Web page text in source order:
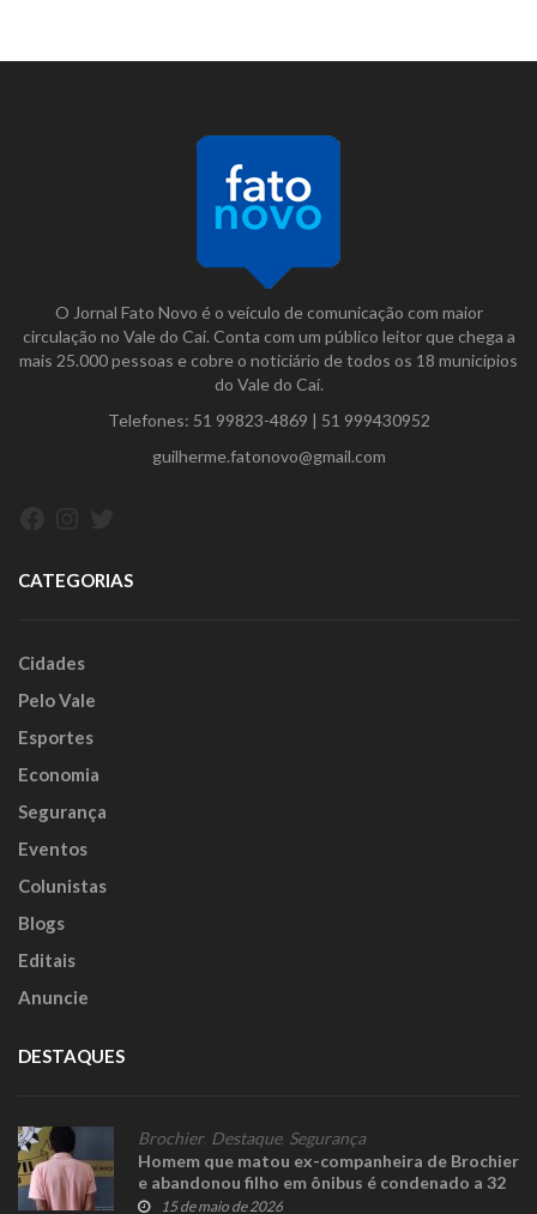
O Jornal Fato Novo é o veículo de comunicação com maior
circulação no Vale do Caí. Conta com um público leitor que chega a
mais 25.000 pessoas e cobre o noticiário de todos os 18 municípios
do Vale do Caí.
Telefones: 51 99823-4869 | 51 999430952
guilherme.fatonovo@gmail.com
CATEGORIAS
Cidades
Pelo Vale
Esportes
Economia
Segurança
Eventos
Colunistas
Blogs
Editais
Anuncie
DESTAQUES
Brochier, Destaque, Segurança
Homem que matou ex-companheira de Brochier
e abandonou filho em ônibus é condenado a 32
anos de prisão
15 de maio de 2026